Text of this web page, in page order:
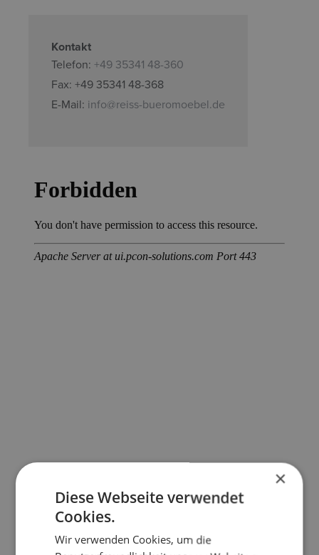
Kontakt
Telefon: +49 35341 48-360
Fax: +49 35341 48-368
E-Mail: info@reiss-bueromoebel.de
×
Diese Webseite verwendet
Cookies.
Wir verwenden Cookies, um die